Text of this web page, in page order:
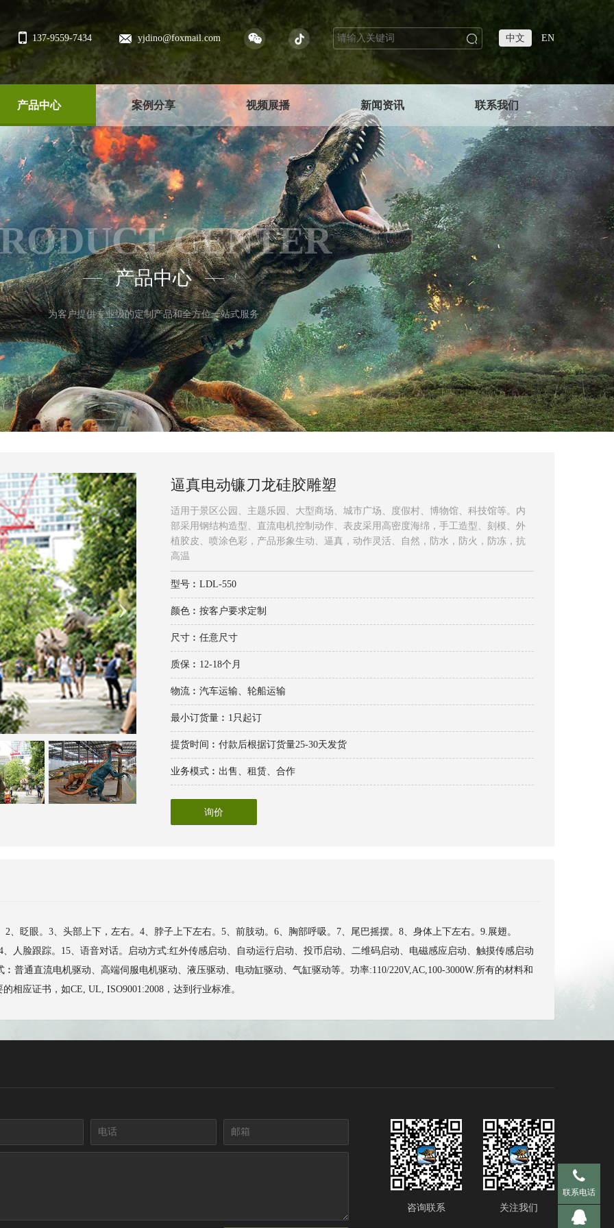
137-9559-7434 yjdino@foxmail.com 中文 EN
产品中心 案例分享 视频展播 新闻资讯 联系我们
CENTER
—— 产品中心 ——
为客户提供专业级的定制产品和全方位一站式服务
逼真电动镰刀龙硅胶雕塑
适用于景区公园、主题乐园、大型商场、城市广场、度假村、博物馆、科技馆等。内
部采用钢结构造型、直流电机控制动作、表皮采用高密度海绵，手工造型、刻模、外
植胶皮、喷涂色彩，产品形象生动、逼真，动作灵活、自然，防水，防火，防冻，抗
高温
型号︰LDL-550
颜色︰按客户要求定制
尺寸︰任意尺寸
质保︰12-18个月
物流︰汽车运输、轮船运输
最小订货量︰1只起订
提货时间︰付款后根据订货量25-30天发货
业务模式︰出售、租赁、合作
询价
、眨眼。3、头部上下，左右。4、脖子上下左右。5、前肢动。6、胸部呼吸。7、尾巴摇摆。8、身体上下左右。9.展翅。
人脸跟踪。15、语音对话。启动方式:红外传感启动、自动运行启动、投币启动、二维码启动、电磁感应启动、触摸传感启动
普通直流电机驱动、高端伺服电机驱动、液压驱动、电动缸驱动、气缸驱动等。功率:110/220V,AC,100-3000W.所有的材料和
相应证书，如CE, UL, ISO9001:2008，达到行业标准。
咨询联系 关注我们
联系电话
手机 137-
QQ